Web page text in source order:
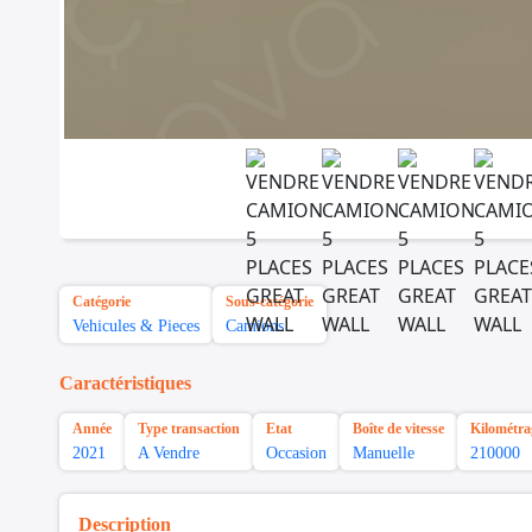
Catégorie
Vehicules & Pieces
Sous-catégorie
Camions
Caractéristiques
Année
2021
Type transaction
A Vendre
Etat
Occasion
Boîte de vitesse
Manuelle 210000
Description